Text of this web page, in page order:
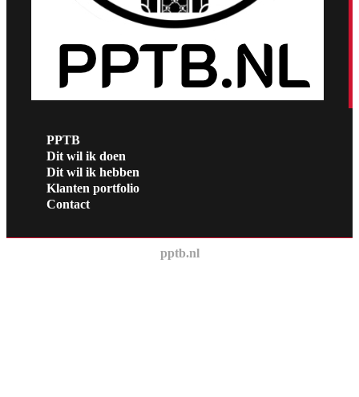
PPTB
Dit wil ik doen
Dit wil ik hebben
Klanten portfolio
Contact
pptb.nl